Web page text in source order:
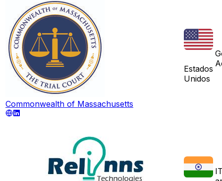
Commonwealth of Massachusetts
Estados
Unidos